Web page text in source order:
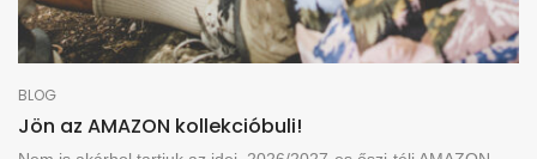
BLOG
Jön az AMAZON kollekcióbuli!